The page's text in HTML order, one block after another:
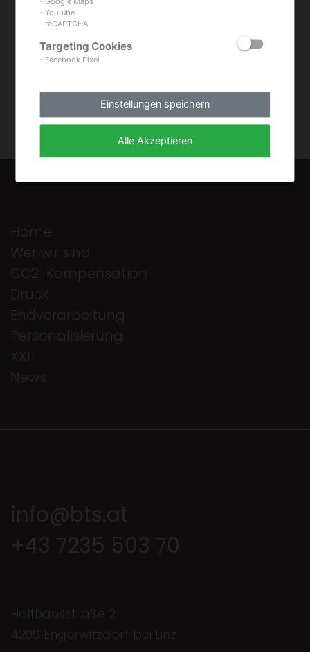
- YouTube
- reCAPTCHA
Targeting Cookies
- Facebook Pixel
Einstellungen speichern
Alle Akzeptieren